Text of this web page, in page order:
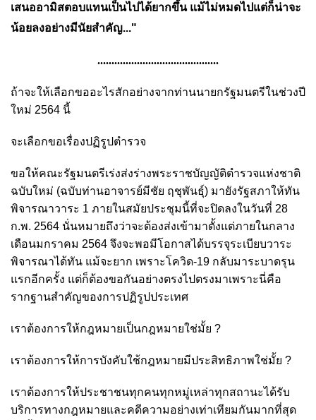
เสนออามิสตอบแทนเป็นไปได้ยากขึ้น แม้ไม่หมดไปแต่ก็น่าจะ
น้อยลงอย่างมีนัยสำคัญ..."
...........................................
ถ้าจะให้เลือกขออะไรสักอย่างจากท่านนายกรัฐมนตรีในช่วงปี
ใหม่ 2564 นี้
จะเลือกขอเรื่องปฏิรูปตำรวจ
ขอให้คณะรัฐมนตรีเร่งส่งร่างพระราชบัญญัติตำรวจแห่งชาติ
ฉบับใหม่ (ฉบับท่านอาจารย์มีชัย ฤชุพันธุ์) มายังรัฐสภาให้ทัน
พิจารณาวาระ 1 ภายในสมัยประชุมนี้ที่จะปิดลงในวันที่ 28
ก.พ. 2564 นั่นหมายถึงว่าจะต้องส่งเข้ามาตั้งแต่ภายในกลาง
เดือนมกราคม 2564 จึงจะพอมีโอกาสได้บรรจุระเบียบวาระ
พิจารณาได้ทัน แม้จะยาก เพราะโควิด-19 กลับมาระบาดรุน
แรกอีกครั้ง แต่ก็ต้องขอกันอย่างตรงไปตรงมาเพราะนี่คือ
รากฐานสำคัญของการปฏิรูปประเทศ
เราต้องการให้กฎหมายเป็นกฎหมายใช่มั้ย ?
เราต้องการให้การบังคับใช้กฎหมายมีประสิทธิภาพใช่มั้ย ?
เราต้องการให้ประชาชนทุกคนทุกหมู่เหล่าทุกสถานะได้รับ
บริการทางกฎหมายและคดีความอย่างเท่าเทียมกันมากที่สุด